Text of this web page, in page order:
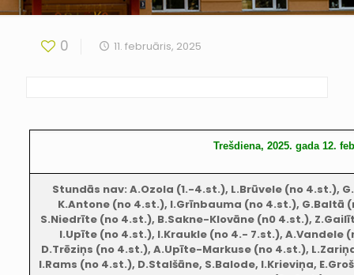
0 11. februāris, 2025
Trešdiena, 2025. gada 12.
Stundās nav: A.Ozola (1.-4.st.), L.Brūvele (no 4.st.),
K.Antone (no 4.st.), I.Grīnbauma (no 4.st.), G.Baltā
S.Niedrīte (no 4.st.), B.Sakne-Klovāne (n0 4.st.),
I.Upīte (no 4.st.), I.Kraukle (no 4.- 7.st.), A.Vandele
D.Trēziņs (no 4.st.), A.Upīte-Markuse (no 4.st.),
I.Rams (no 4.st.), D.Stalšāne, S.Balode, I.Krieviņa,